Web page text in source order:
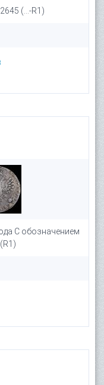
(...-R1)
С обозначением